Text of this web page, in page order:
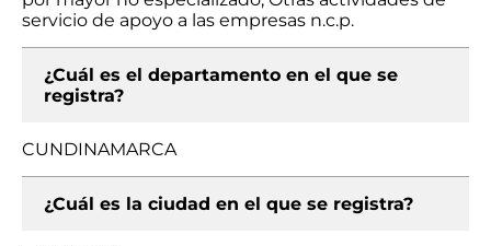
servicio de apoyo a las empresas n.c.p.
¿Cuál es el departamento en el que se
registra?
CUNDINAMARCA
¿Cuál es la ciudad en el que se registra?